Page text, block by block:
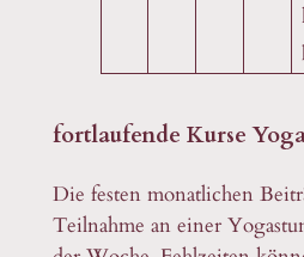
fortlaufende Kurse
Die festen monatlichen
Teilnahme an einer